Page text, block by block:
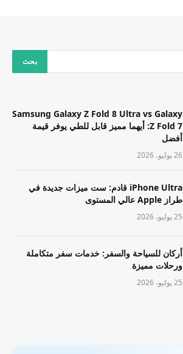
Samsung Galaxy Z Fold 8 Ultra vs Galaxy
Z Fold 7: أيهما مميز قابل للطي يوفر قيمة
أفضل
26 يوليو، 2026
iPhone Ultra قادم: ست ميزات جديدة في
طراز Apple عالي المستوى
25 يوليو، 2026
أركان للسياحة والسفر: خدمات سفر متكاملة
ورحلات مميزة
25 يوليو، 2026